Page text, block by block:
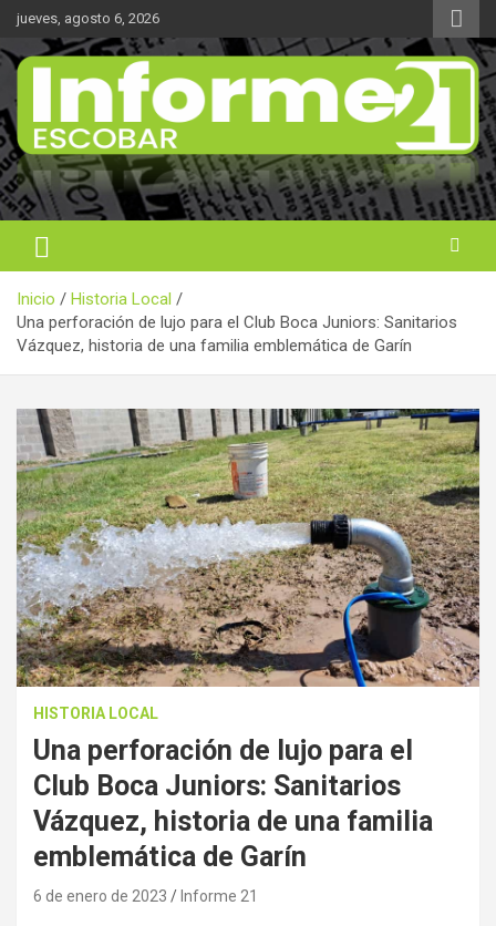
Saltar
contenido
jueves, agosto 6, 2026
Informe 21
Noticas reales
Inicio
Historia Local
Una perforación de lujo para el Club Boca Juniors: Sanitarios
Vázquez, historia de una familia emblemática de Garín
HISTORIA LOCAL
Una perforación de lujo para el
Club Boca Juniors: Sanitarios
Vázquez, historia de una familia
emblemática de Garín
6 de enero de 2023 Informe 21